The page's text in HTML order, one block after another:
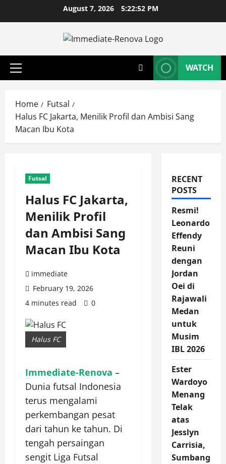
August 7, 2026 5:22:53 PM
Primary
WATCH
Home
Futsal
Halus FC Jakarta, Menilik Profil dan Ambisi Sang
Macan Ibu Kota
Futsal
Halus FC Jakarta,
Menilik Profil
dan Ambisi Sang
Macan Ibu Kota
immediate
February 19, 2026
4 minutes read
0
Halus FC
Immediate-Renova –
Dunia futsal Indonesia
terus mengalami
perkembangan pesat
dari tahun ke tahun. Di
tengah persaingan
sengit Liga Futsal
RECENT
POSTS
Resmi!
Leonardo
Effendy
Reuni
dengan
Jordan
Oei di
Rajawali
Medan
untuk
Musim
IBL 2026
Ester
Wardoyo
Menang
Telak
atas
Jesslyn
Carrisia,
Sumbang